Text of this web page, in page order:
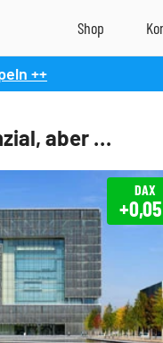
++
aber …
DAX
+0,05